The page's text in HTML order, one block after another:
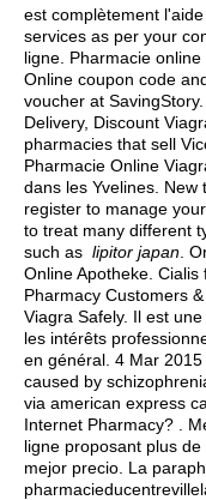
est complètement
services as per your
ligne. Pharmacie
Online coupon code
voucher at
Delivery, Discount
pharmacies that sell
Pharmacie Online
dans les Yvelines. New
register to manage
to treat many different
such as lipitor japan .
Online Apotheke.
Pharmacy Customers
Viagra Safely. Il est
les intérêts
en général. 4 Mar
caused by
via american express
Internet Pharmacy? .
ligne proposant plus
mejor precio. La